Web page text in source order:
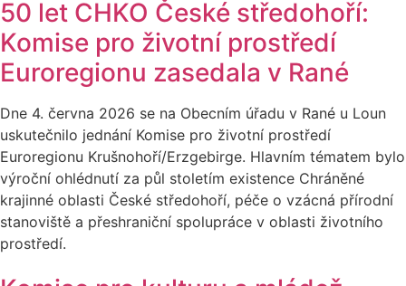
50 let CHKO České středohoří:
Komise pro životní prostředí
Euroregionu zasedala v Rané
Dne 4. června 2026 se na Obecním úřadu v Rané u Loun
uskutečnilo jednání Komise pro životní prostředí
Euroregionu Krušnohoří/Erzgebirge. Hlavním tématem bylo
výroční ohlédnutí za půl stoletím existence Chráněné
krajinné oblasti České středohoří, péče o vzácná přírodní
stanoviště a přeshraniční spolupráce v oblasti životního
prostředí.